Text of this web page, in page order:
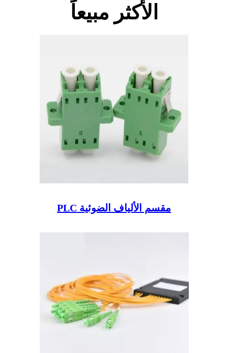
الأكثر مبيعاً
مقسم الألياف الضوئية PLC